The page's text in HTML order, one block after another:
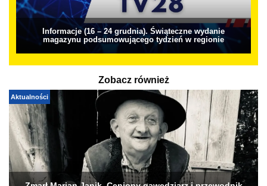
Informacje (16 – 24 grudnia). Świąteczne wydanie
magazynu podsumowującego tydzień w regionie
Zobacz również
Aktualności